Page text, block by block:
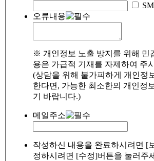
오류내용
※ 개인정보 노출 방지를 위해 민
용은 가급적 기재를 자제하여 주
(상담을 위해 불가피하게 개인정
한다면, 가능한 최소한의 개인정
기 바랍니다.)
메일주소
작성하신 내용을 완료하시려면 [
정하시려면 [수정]버튼을 눌러주